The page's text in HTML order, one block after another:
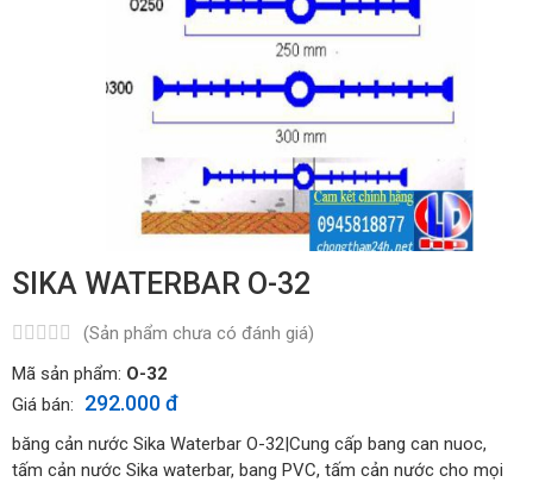
SIKA WATERBAR O-32
(Sản phẩm chưa có đánh giá)
Mã sản phẩm: O-32
Giá bán:
292.000 đ
băng cản nước Sika Waterbar O-32|Cung cấp bang can nuoc,
tấm cản nước Sika waterbar, bang PVC, tấm cản nước cho mọi